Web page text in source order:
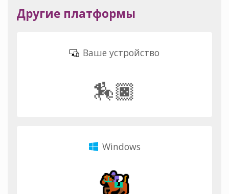
Другие платформы
Ваше устройство
🏇🏿
Windows